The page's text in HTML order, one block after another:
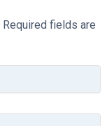
Required fields are